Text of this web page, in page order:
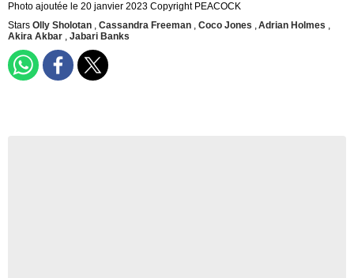
Photo ajoutée le 20 janvier 2023 Copyright PEACOCK
Stars Olly Sholotan , Cassandra Freeman , Coco Jones ,Adrian Holmes ,
Akira Akbar , Jabari Banks